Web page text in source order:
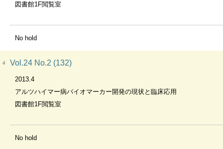
図書館1F閲覧室
No hold
4 Vol.24 No.2 (132)
2013.4
アルツハイマー病バイオマーカー開発の現状と臨床応用
図書館1F閲覧室
No hold